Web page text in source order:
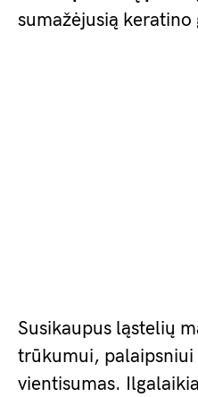
sumažėjusią keratino
Susikaupus ląstelių
trūkumui,
vientisumas.